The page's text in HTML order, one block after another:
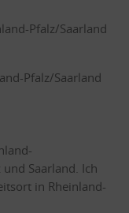
Pfalz/Saarland
Pfalz/Saarland
Saarland. Ich
in Rheinland-